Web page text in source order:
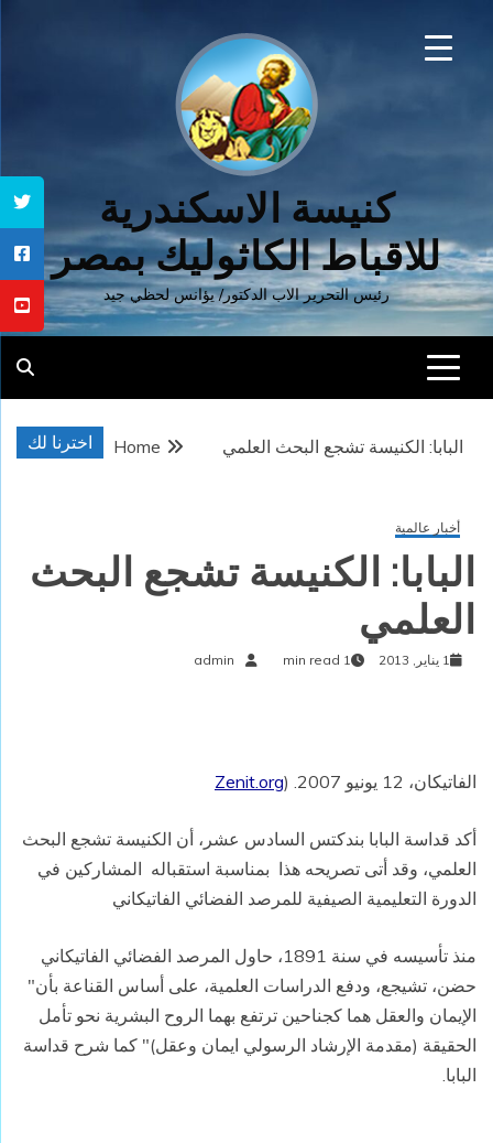
كنيسة الاسكندرية
للاقباط الكاثوليك بمصر
رئيس التحرير الاب الدكتور/ يؤانس لحظي جيد
اخترنا لك Home البابا: الكنيسة تشجع البحث العلمي
أخبار عالمية
البابا: الكنيسة تشجع البحث
العلمي
1 يناير, 2013 1 min read
admin
الفاتيكان، 12 يونيو 2007. ( Zenit.org
أكد قداسة البابا بندكتس السادس عشر، أن الكنيسة تشجع البحث
العلمي، وقد أتى تصريحه هذا بمناسبة استقباله المشاركين في
الدورة التعليمية الصيفية للمرصد الفضائي الفاتيكاني
منذ تأسيسه في سنة 1891، حاول المرصد الفضائي الفاتيكاني
حضن، تشيجع، ودفع الدراسات العلمية، على أساس القناعة بأن"
الإيمان والعقل هما كجناحين ترتفع بهما الروح البشرية نحو تأمل
الحقيقة (مقدمة الإرشاد الرسولي ايمان وعقل)" كما شرح قداسة
البابا.